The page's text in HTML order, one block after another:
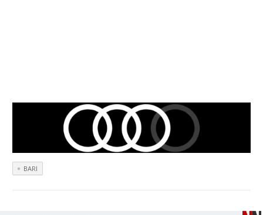
BARI